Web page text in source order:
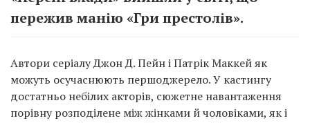
пережив манію «Гри престолів».
Автори серіалу Джон Д. Пейн і Патрік Маккей як
можуть осучаснюють першоджерело. У кастингу
достатньо небілих акторів, сюжетне навантаження
порівну розподілене між жінками й чоловіками, як і